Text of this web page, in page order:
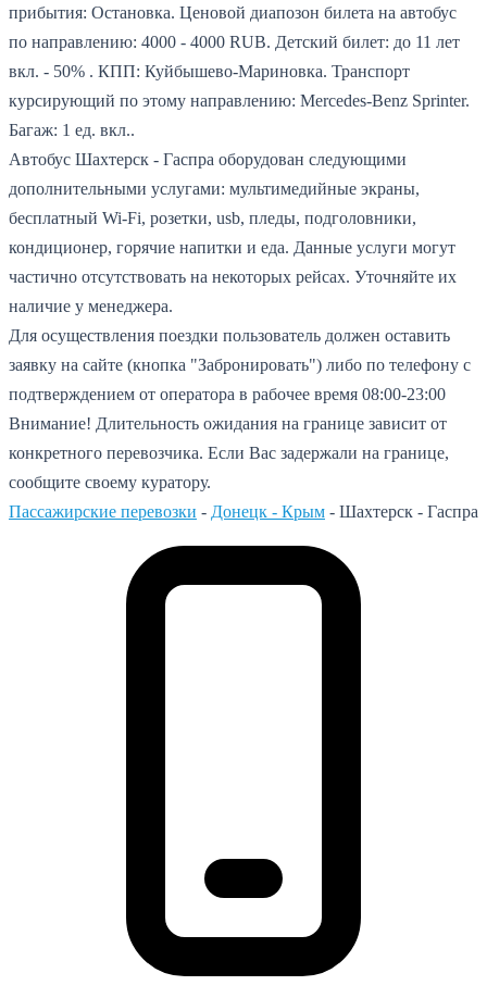
прибытия: Остановка. Ценовой диапозон билета на автобус
по направлению: 4000 - 4000 RUB. Детский билет: до 11 лет
вкл. - 50% . КПП: Куйбышево-Мариновка. Транспорт
курсирующий по этому направлению: Mercedes-Benz Sprinter.
Багаж: 1 ед. вкл..
Автобус Шахтерск - Гаспра оборудован следующими
дополнительными услугами: мультимедийные экраны,
бесплатный Wi-Fi, розетки, usb, пледы, подголовники,
кондиционер, горячие напитки и еда. Данные услуги могут
частично отсутствовать на некоторых рейсах. Уточняйте их
наличие у менеджера.
Для осуществления поездки пользователь должен оставить
заявку на сайте (кнопка "Забронировать") либо по телефону с
подтверждением от оператора в рабочее время 08:00-23:00
Внимание! Длительность ожидания на границе зависит от
конкретного перевозчика. Если Вас задержали на границе,
сообщите своему куратору.
Пассажирские перевозки - Донецк - Крым - Шахтерск - Гаспра